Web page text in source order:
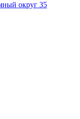
округ 35